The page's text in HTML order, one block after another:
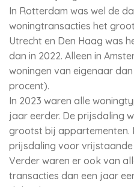
In Rotterdam was wel de
woningtransacties het
Utrecht en Den Haag was
dan in 2022. Alleen in
woningen van eigenaar
procent).
In 2023 waren alle
jaar eerder. De prijsdaling
grootst bij appartementen.
prijsdaling voor vrijstaande
Verder waren er ook van
transacties dan een jaar